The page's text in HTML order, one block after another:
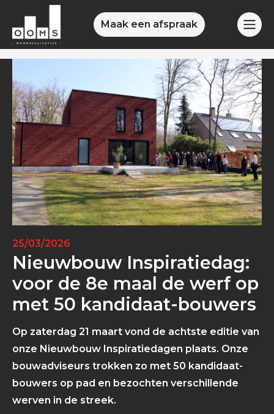
Maak een afspraak
25/03/2026
Nieuwbouw Inspiratiedag:
voor de 8e maal de werf op
met 50 kandidaat-bouwers
Op zaterdag 21 maart vond de achtste editie van
onze Nieuwbouw Inspiratiedagen plaats. Onze
bouwadviseurs trokken zo met 50 kandidaat-
bouwers op pad en bezochten verschillende
werven in de streek.